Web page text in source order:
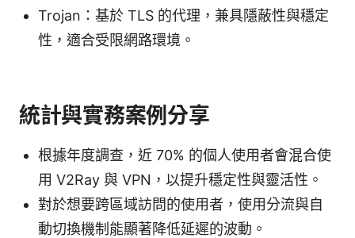
Trojan：基於 TLS 的代理，兼具隱蔽性與穩定
性，適合受限網路環境。
統計與實務案例分享
根據年度調查，近 70% 的個人使用者會混合使
用 V2Ray 與 VPN，以提升穩定性與靈活性。
對於想要跨區域訪問的使用者，使用分流與自
動切換機制能顯著降低延遲的波動。